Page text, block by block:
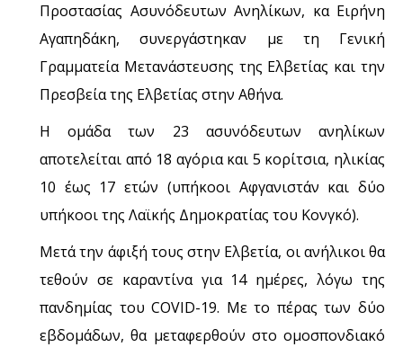
Προστασίας Ασυνόδευτων Ανηλίκων, κα Ειρήνη
Αγαπηδάκη, συνεργάστηκαν με τη Γενική
Γραμματεία Μετανάστευσης της Ελβετίας και την
Πρεσβεία της Ελβετίας στην Αθήνα.
Η ομάδα των 23 ασυνόδευτων ανηλίκων
αποτελείται από 18 αγόρια και 5 κορίτσια, ηλικίας
10 έως 17 ετών (υπήκοοι Αφγανιστάν και δύο
υπήκοοι της Λαϊκής Δημοκρατίας του Κονγκό).
Μετά την άφιξή τους στην Ελβετία, οι ανήλικοι θα
τεθούν σε καραντίνα για 14 ημέρες, λόγω της
πανδημίας του COVID-19. Με το πέρας των δύο
εβδομάδων, θα μεταφερθούν στο ομοσπονδιακό